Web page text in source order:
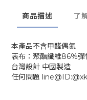
商品描述 了
本產品不含甲醛偶氮
表布：聚酯纖維86％
台灣設計 中國製造
任何問題